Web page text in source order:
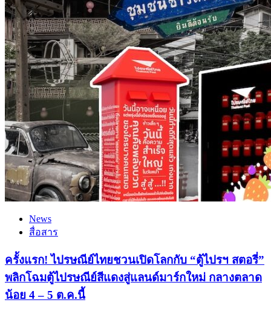
News
สื่อสาร
ครั้งแรก! ไปรษณีย์ไทยชวนเปิดโลกกับ “ตู้ไปรฯ สตอรี่”
พลิกโฉมตู้ไปรษณีย์สีแดงสู่แลนด์มาร์กใหม่ กลางตลาด
น้อย 4 – 5 ต.ค.นี้